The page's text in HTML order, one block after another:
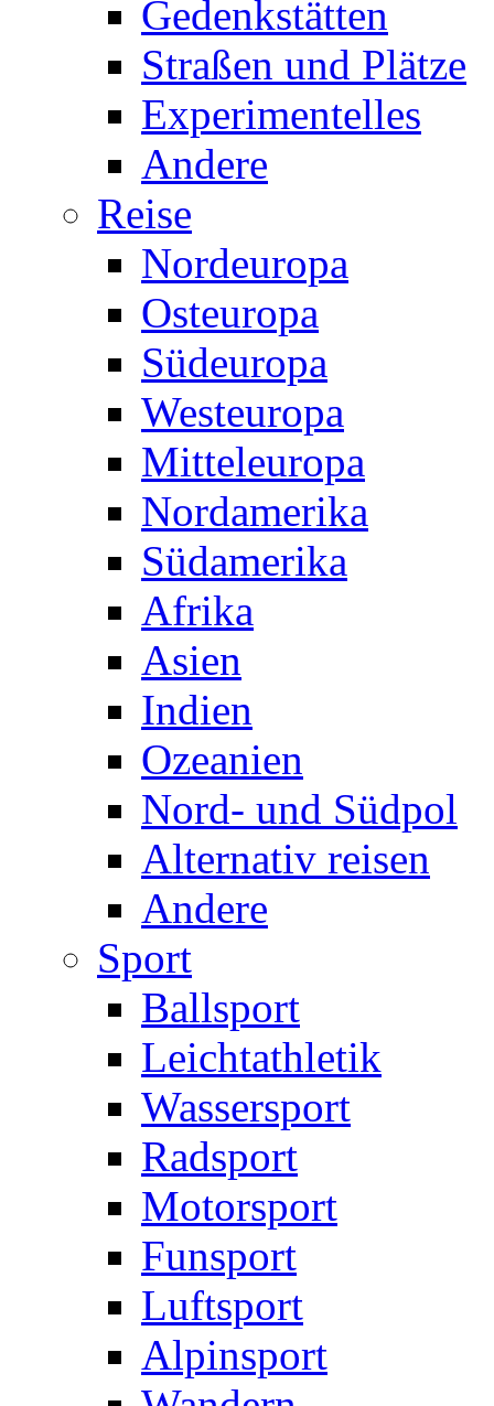
Gedenkstätten
Straßen und Plätze
Experimentelles
Andere
Reise
Nordeuropa
Osteuropa
Südeuropa
Westeuropa
Mitteleuropa
Nordamerika
Südamerika
Afrika
Asien
Indien
Ozeanien
Nord- und Südpol
Alternativ reisen
Andere
Sport
Ballsport
Leichtathletik
Wassersport
Radsport
Motorsport
Funsport
Luftsport
Alpinsport